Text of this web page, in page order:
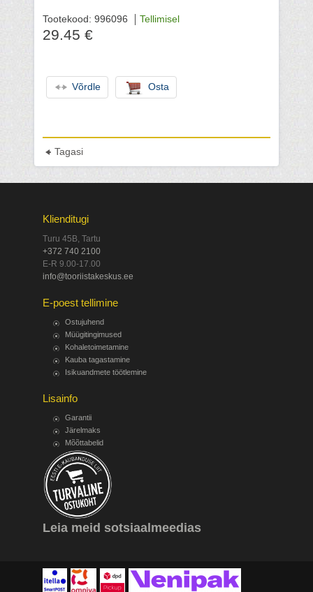
Tootekood: 996096 Tellimisel
29.45 €
Võrdle Osta
Tagasi
Klienditugi
Turu 45B, Tartu
+372 740 2100
E-R 9.00-17.00
info@tooriistakeskus.ee
E-poest tellimine
Ostujuhend
Müügitingimused
Kohaletoimetamine
Kauba tagastamine
Isikuandmete töötlemine
Lisainfo
Garantii
Järelmaks
Mõõttabelid
Leia meid sotsiaalmeedias